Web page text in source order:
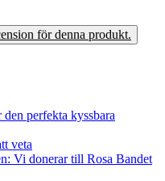
för denna produkt.
perfekta kyssbara
veta
Vi donerar till Rosa Bandet